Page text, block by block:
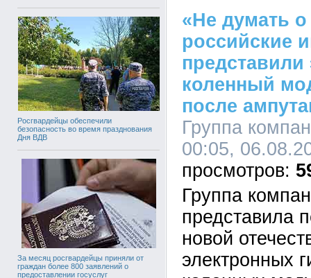
Росгвардейцы обеспечили
безопасность во время празднования
Дня ВДВ
За месяц росгвардейцы приняли от
граждан более 800 заявлений о
предоставлении госуслуг
«Не думать
российские
коленный
после
Группа
00:05,
Группа
представила
новой
электронных